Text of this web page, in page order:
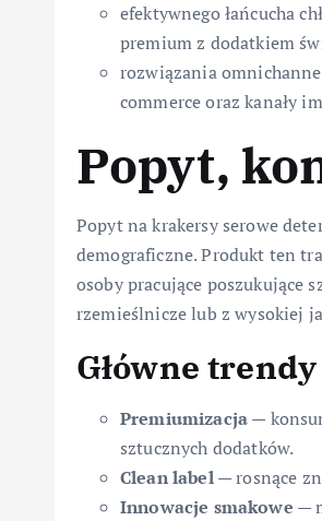
efektywnego łańcucha
premium z dodatkiem
rozwiązania
commerce oraz kanały
Popyt,
Popyt na krakersy serowe
demograficzne. Produkt ten
osoby pracujące poszukujące
rzemieślnicze lub z wysokiej
Główne
Premiumizacja—
sztucznych dodatków.
Clean label— rosnące
Innowacje smakowe —